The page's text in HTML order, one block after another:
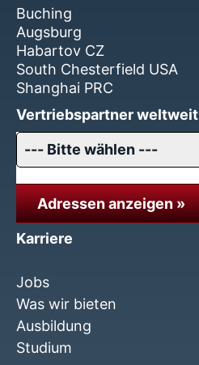
Buching
Augsburg
Habartov CZ
South Chesterfield USA
Shanghai PRC
Vertriebspartner weltweit
Adressen anzeigen »
Karriere
Jobs
Was wir bieten
Ausbildung
Studium